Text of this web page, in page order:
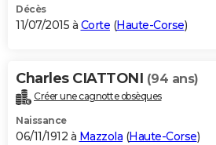
Décès
11/07/2015 à Corte (Haute-Corse)
Charles CIATTONI (94 ans)
Créer une cagnotte obsèques
Naissance
06/11/1912 à Mazzola (Haute-Corse)